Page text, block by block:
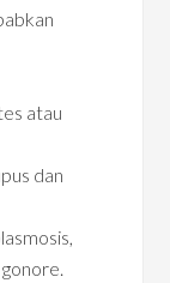
atau
dan